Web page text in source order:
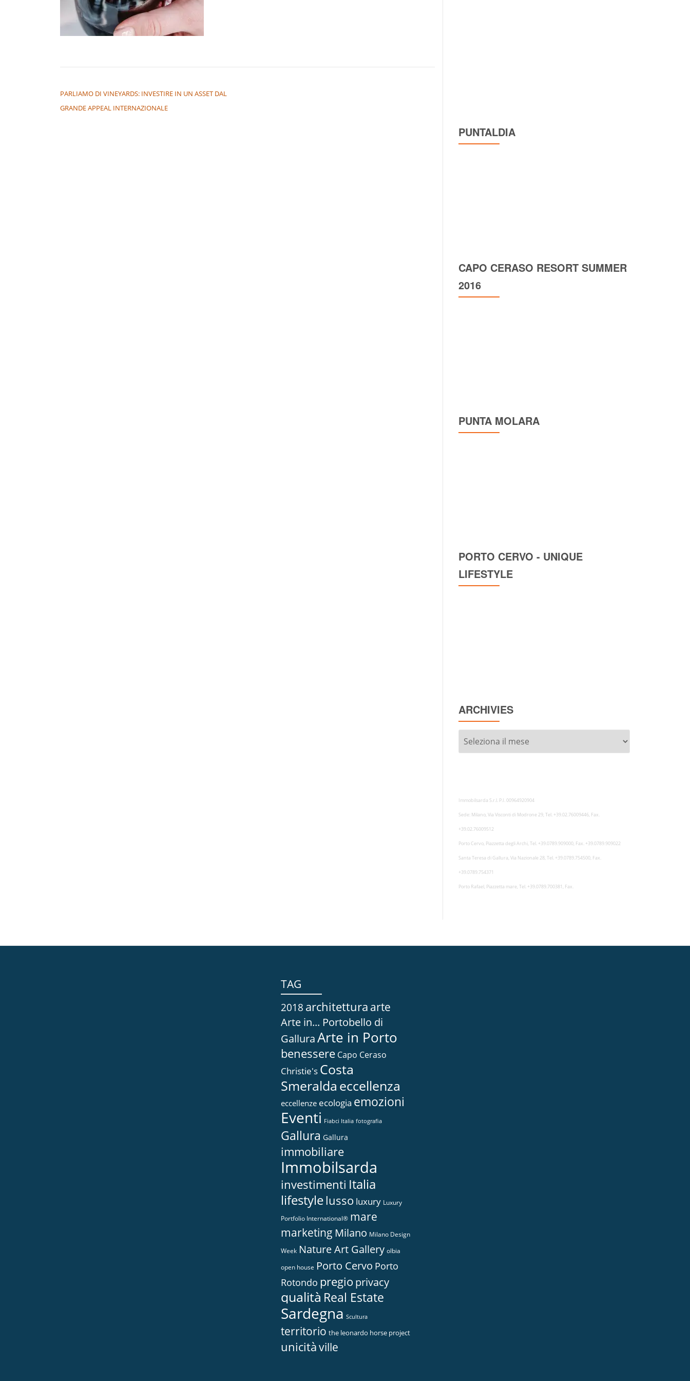
PARLIAMO DI VINEYARDS: INVESTIRE IN UN ASSET DAL
GRANDE APPEAL INTERNAZIONALE
PUNTALDIA
CAPO CERASO RESORT SUMMER
2016
PUNTA MOLARA
PORTO CERVO - UNIQUE
LIFESTYLE
ARCHIVIES
Archivies
Immobilsarda S.r.l. P.I. 00964920904
Sede: Milano, Via Visconti di Modrone 29, Tel. +39.02.76009446, Fax.
+39.02.76009512
Porto Cervo, Piazzetta degli Archi, Tel. +39.0789.909000, Fax. +39.0789.909022
Santa Teresa di Gallura, Via Nazionale 28, Tel. +39.0789.754500, Fax.
+39.0789.754371
Porto Rafael, Piazzetta mare, Tel. +39.0789.700381, Fax.
TAG
2018 architettura arte
Arte in... Portobello di
GalluraArte in Porto
benessere Capo Ceraso
Christie's Costa
Smeralda eccellenza
eccellenze ecologia emozioni
Eventi Fiabci Italia fotografia
Gallura Gallura
immobiliare
Immobilsarda
investimenti Italia
lifestylelusso luxury Luxury
Portfolio International® mare
marketing Milano Milano Design
Week Nature Art Gallery olbia
open house Porto Cervo Porto
Rotondo pregio privacy
qualità Real Estate
Sardegna Scultura
territorio the leonardo horse project
unicitàville